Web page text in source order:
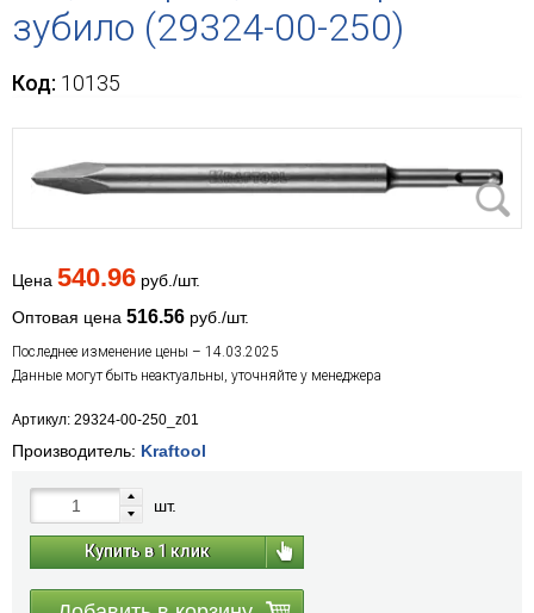
зубило (29324-00-250)
Код: 10135
Цена 540.96 руб./шт.
Оптовая цена 516.56 руб./шт.
Последнее изменение цены – 14.03.2025
Данные могут быть неактуальны, уточняйте у менеджера
Артикул: 29324-00-250_z01
Производитель: Kraftool
шт.
Купить в 1 клик